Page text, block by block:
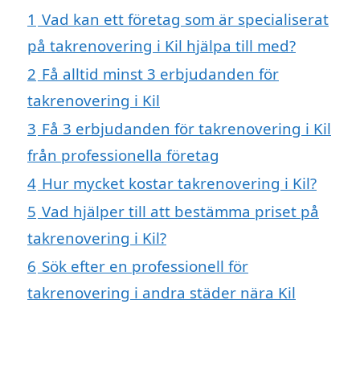
1 Vad kan ett företag som är specialiserat
på takrenovering i Kil hjälpa till med?
2 Få alltid minst 3 erbjudanden för
takrenovering i Kil
3 Få 3 erbjudanden för takrenovering i Kil
från professionella företag
4 Hur mycket kostar takrenovering i Kil?
5 Vad hjälper till att bestämma priset på
takrenovering i Kil?
6 Sök efter en professionell för
takrenovering i andra städer nära Kil